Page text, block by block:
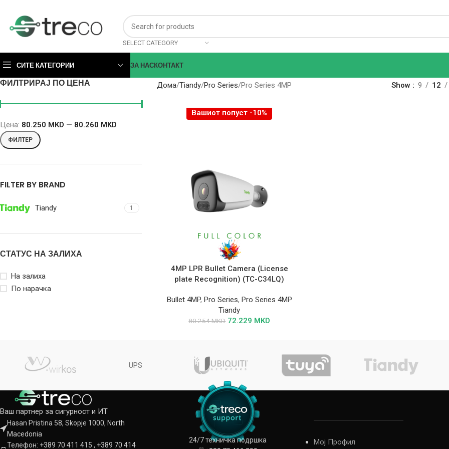
SELECT CATEGORY
СИТЕ КАТЕГОРИИ ЗА НАСКОНТАКТ
ФИЛТРИРАЈ ПО ЦЕНА
ФИЛТЕР
Цена: 80.250 MKD — 80.260 MKD
FILTER BY BRAND
Tiandy 1
СТАТУС НА ЗАЛИХА
На залиха
По нарачка
Дома Tiandy Pro Series Pro Series 4MP Show 9 12
Вашиот попуст -10%
4MP LPR Bullet Camera (License
plate Recognition) (TC-C34LQ)
Bullet 4MP, Pro Series, Pro Series 4MP
Tiandy
80.254MKD 72.229 MKD
UPS
Ваш партнер за сигурност и ИТ
Hasan Pristina 58, Skopje 1000, North
Macedonia
Телефон: +389 70 411 415 , +389 70 414
24/7 техничка подршка
Мој Профил